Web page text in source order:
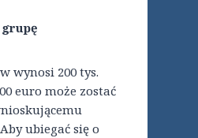
wynosi 200 tys.
euro może zostać
ubiegać się o